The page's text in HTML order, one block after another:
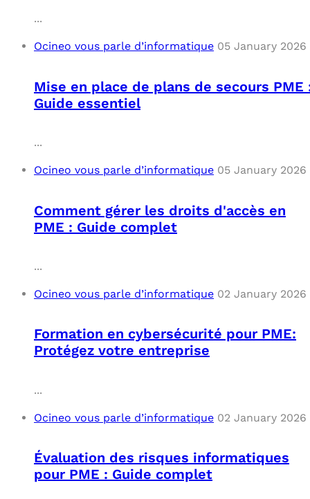
...
Ocineo vous parle d’informatique 05 January 2026
Mise en place de plans de secours PME
Guide essentiel
...
Ocineo vous parle d’informatique 05 January 2026
Comment gérer les droits d'accès en
PME : Guide complet
...
Ocineo vous parle d’informatique 02 January 2026
Formation en cybersécurité pour PME:
Protégez votre entreprise
...
Ocineo vous parle d’informatique 02 January 2026
Évaluation des risques informatiques
pour PME : Guide complet